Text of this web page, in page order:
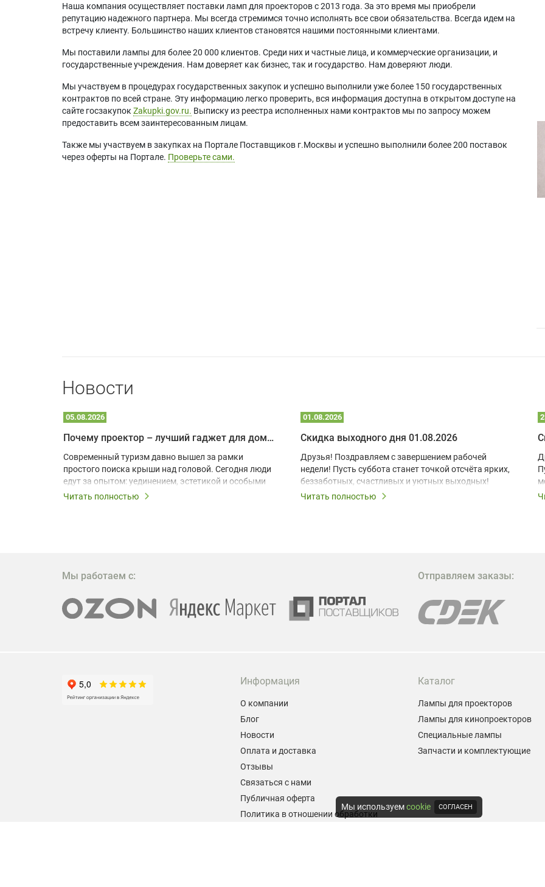
Наша компания осуществляет поставки ламп для проекторов с 2013 года. За это время мы приобрели
репутацию надежного партнера. Мы всегда стремимся точно исполнять все свои обязательства. Всегда идем на
встречу клиенту. Большинство наших клиентов становятся нашими постоянными клиентами.
Мы поставили лампы для более 20 000 клиентов. Среди них и частные лица, и коммерческие организации, и
государственные учреждения. Нам доверяет как бизнес, так и государство. Нам доверяют люди.
Мы участвуем в процедурах государственных закупок и успешно выполнили уже более 150 государственных
контрактов по всей стране. Эту информацию легко проверить, вся информация доступна в открытом доступе на
сайте госзакупок Zakupki.gov.ru. Выписку из реестра исполненных нами контрактов мы по запросу можем
предоставить всем заинтересованным лицам.
Также мы участвуем в закупках на Портале Поставщиков г.Москвы и успешно выполнили более 200 поставок
через оферты на Портале. Проверьте сами.
Новости
05.08.2026
Почему проектор – лучший гаджет для домика в глэмпинге
Современный туризм давно вышел за рамки
простого поиска крыши над головой. Сегодня люди
едут за опытом: уединением, эстетикой и особыми
ощущениями. Владельцы A-frame домов,
эффективных и бюджетных способов стать
проектора.
Читать полностью
01.08.2026
Скидка выходного дня 01.08.2026
Друзья! Поздравляем с завершением рабочей
недели! Пусть суббота станет точкой отсчёта ярких,
беззаботных, счастливых и уютных выходных!
Читать полностью
Мы работаем с: Отправляем заказы:
Информация
О компании
Блог
Новости
Оплата и доставка
Отзывы
Связаться с нами
Публичная оферта
Политика в отношении обработки
Каталог
Лампы для проекторов
Лампы для кинопроекторов
Специальные лампы
Запчасти и комплектующие
Мы используемcookie СОГЛАСЕН